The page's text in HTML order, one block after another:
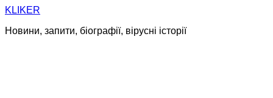
Skip
content
KLIKER
Новини, запити, біографії, вірусні історії